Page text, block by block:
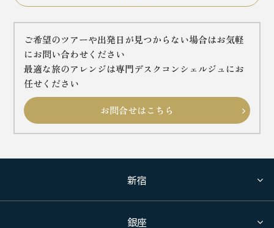
ご希望のツアーや出発日が見つからない場合はお気軽
にお問い合わせください
最適な旅のアレンジは専門デスクコンシェルジュにお
任せください
お問合せはこちら
新宿
銀座